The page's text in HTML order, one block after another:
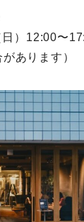
）12:00〜
あります）